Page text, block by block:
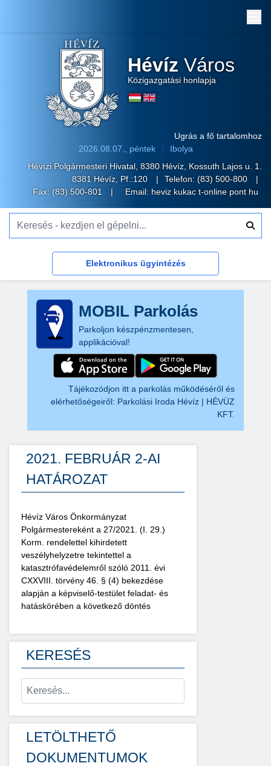
Hévíz Város
Közigazgatási honlapja
Ugrás a fő tartalomhoz
2026.08.07., péntek
Ibolya
Hévízi Polgármesteri Hivatal, 8380 Hévíz, Kossuth Lajos u. 1.
8381 Hévíz, Pf.:120
Telefon: (83) 500-800
Fax: (83) 500-801
Email: heviz kukac t-online pont hu
Elektronikus ügyintézés
MOBIL Parkolás
Parkoljon készpénzmentesen,
applikációval!
Tájékozódjon itt a parkolás működéséről és
elérhetőségeiről: Parkolási Iroda Hévíz | HÉVÜZ
KFT.
2021. FEBRUÁR 2-AI
HATÁROZAT
Hévíz Város Önkormányzat
Polgármestereként a 27/2021. (I. 29.)
Korm. rendelettel kihirdetett
veszélyhelyzetre tekintettel a
katasztrófavédelemről szóló 2011. évi
CXXVIII. törvény 46. § (4) bekezdése
alapján a képviselő-testület feladat- és
hatáskörében a következő döntés
KERESÉS
LETÖLTHETŐ
DOKUMENTUMOK